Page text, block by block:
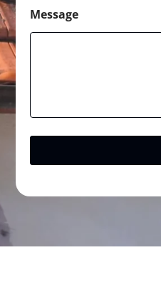
Message